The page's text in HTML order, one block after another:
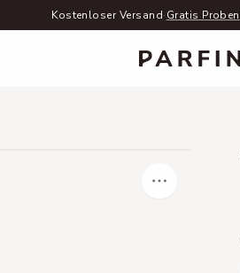
Kostenloser Versand·Gratis Proben